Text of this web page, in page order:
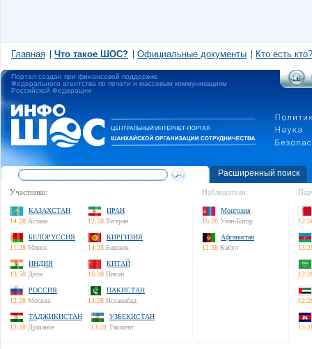
Главная Что такое ШОС? Официальные документы Кто есть кто?
Портал создан при финансовой поддержке
Федерального агентства по печати и массовым коммуникациям
Российской Федерации
Расширенный поиск
Участники:
КАЗАХСТАН
14:28 Астана
ИРАН
12:58 Тегеран
БЕЛОРУССИЯ
11:28 Минск
КИРГИЗИЯ
14:28 Бишкек
ИНДИЯ
13:58 Дели
КИТАЙ
16:28 Пекин
РОССИЯ
12:28 Москва
ПАКИСТАН
13:28 Исламабад
ТАДЖИКИСТАН
13:28 Душанбе
УЗБЕКИСТАН
13:28 Ташкент
Наблюдатели:
Монголия
16:28 Улан-Батор
Афганистан
12:58 Кабул